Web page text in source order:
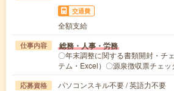
交通費
全額支給
仕事内容 総務・人事・労務
〇年末調整に関する書類開封・チ
テム・Excel）〇源泉徴収票チェ
応募資格
パソコンスキル不要 / 英語力不要